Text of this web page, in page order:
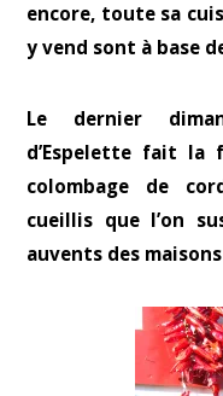
encore, toute sa
y vend sont à base
Le dernier
d’Espelette fait la
colombage de
cueillis que l’on
auvents des